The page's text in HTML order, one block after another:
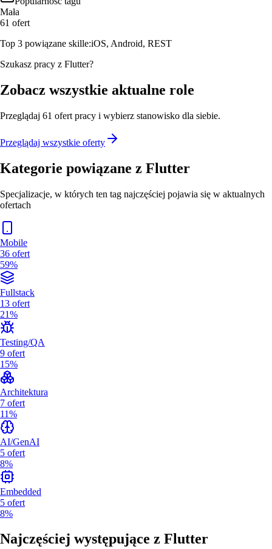
Mała
61 ofert
Top 3 powiązane skille:iOS, Android, REST
Szukasz pracy z Flutter?
Zobacz wszystkie aktualne role
Przeglądaj 61 ofert pracy i wybierz stanowisko dla siebie.
Przeglądaj wszystkie oferty
Kategorie powiązane z Flutter
Specjalizacje, w których ten tag najczęściej pojawia się w aktualnych
ofertach
Mobile
36 ofert
59%
Fullstack
13 ofert
21%
Testing/QA
9 ofert
15%
Architektura
7 ofert
11%
AI/GenAI
5 ofert
8%
Embedded
5 ofert
8%
Najczęściej występujące z Flutter